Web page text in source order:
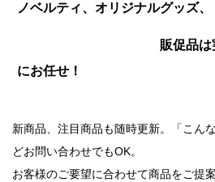
ノベルティ、オリジナルグッズ、
販促品は実績豊富
にお任せ！
新商品、注目商品も随時更新。「こん
どお問い合わせでもOK。
お客様のご要望に合わせて商品をご提